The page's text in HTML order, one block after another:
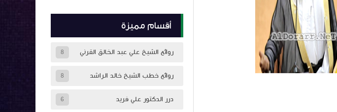
أقسام مميزة
روائع الشيخ علي عبد الخالق القرني 8
روائع خطب الشيخ خالد الراشد 8
درر الدكتور علي فريد 6